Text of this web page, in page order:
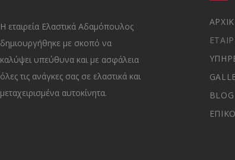
Η εταιρεία Ελαστικά Αδαμόπουλος
δημιουργήθηκε με σκοπό να
καλύψει υπεύθυνα και με ασφάλεια
όλες τις ανάγκες σας σε ελαστικά και
μεταχειρισμένα αυτοκίνητα.
BLOG